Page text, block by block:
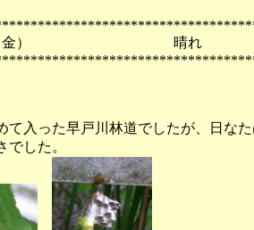
月23日（金）
て入った早戸川林道でしたが、日な
でした。